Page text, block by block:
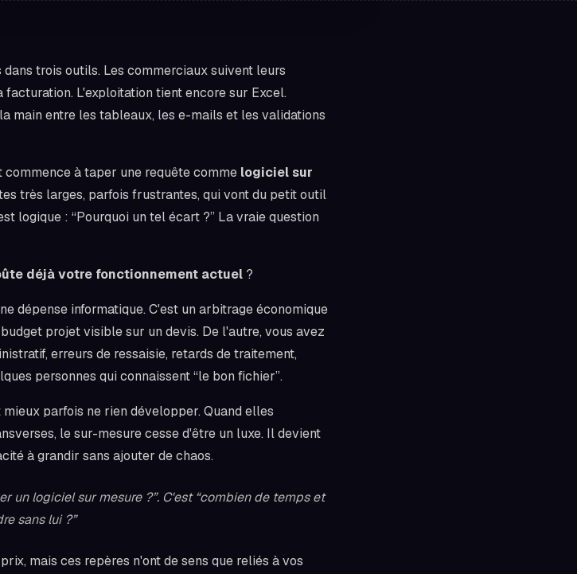
trois outils. Les commerciaux suivent leurs
L'exploitation tient encore sur Excel.
main entre les tableaux, les e-mails et les validations
à taper une requête comme logiciel sur
très larges, parfois frustrantes, qui vont du petit outil
logique : “Pourquoi un tel écart ?” La vraie question
déjà votre fonctionnement actuel ?
dépense informatique. C'est un arbitrage économique
projet visible sur un devis. De l'autre, vous avez
erreurs de ressaisie, retards de traitement,
personnes qui connaissent “le bon fichier”.
parfois ne rien développer. Quand elles
le sur-mesure cesse d'être un luxe. Il devient
à grandir sans ajouter de chaos.
un logiciel sur mesure ?”. C'est “combien de temps et
sans lui ?”
mais ces repères n'ont de sens que reliés à vos